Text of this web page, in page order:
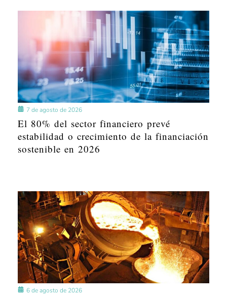
7 de agosto de 2026
El 80% del sector financiero prevé
estabilidad o crecimiento de la financiación
sostenible en 2026
6 de agosto de 2026